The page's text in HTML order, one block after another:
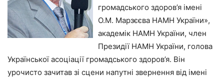
громадського здоров’я імені
О.М. Марзєєва НАМН України»,
академік НАМН України, член
Президії НАМН України, голова
Української асоціації громадського здоров’я. Він
урочисто зачитав зі сцени напутні звернення від імені